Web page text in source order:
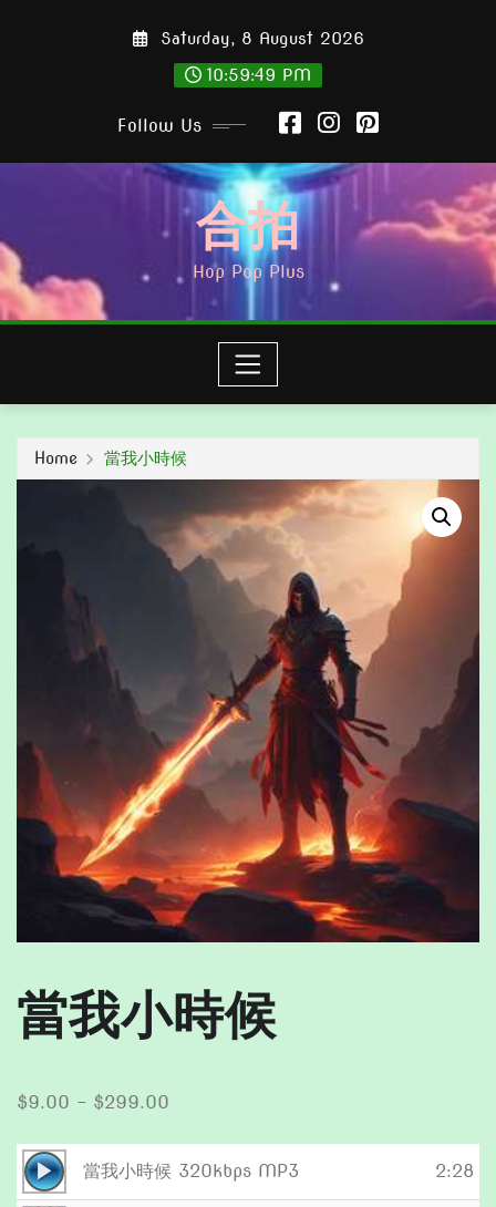
Saturday, 8 August 2026
10:59:50 PM
Follow Us
合拍
Hop Pop Plus
Home 當我小時候
當我小時候
$9.00 – $299.00
$9.00
Audio
Player
當我小時候 320kbps MP3 2:28